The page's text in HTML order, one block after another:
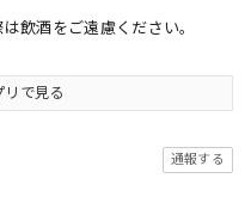
飲酒をご遠慮ください。
リで見る
通報する